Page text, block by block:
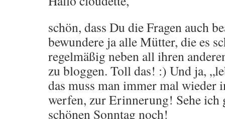
schön, dass Du die Fragen auch
bewundere ja alle Mütter, die es
regelmäßig neben all ihren
zu bloggen. Toll das! :) Und ja,
das muss man immer mal wieder
werfen, zur Erinnerung! Sehe ich
schönen Sonntag noch!